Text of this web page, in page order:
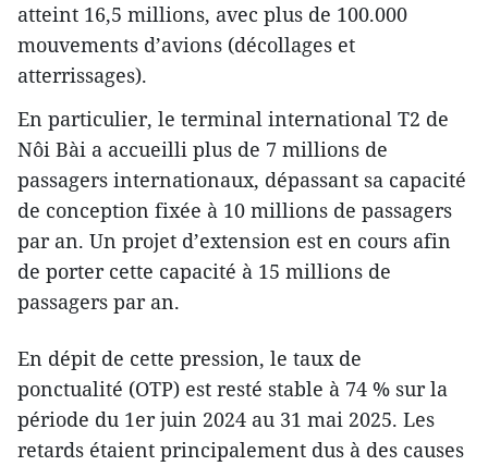
atteint 16,5 millions, avec plus de 100.000
mouvements d’avions (décollages et
atterrissages).
En particulier, le terminal international T2 de
Nôi Bài a accueilli plus de 7 millions de
passagers internationaux, dépassant sa capacité
de conception fixée à 10 millions de passagers
par an. Un projet d’extension est en cours afin
de porter cette capacité à 15 millions de
passagers par an.
En dépit de cette pression, le taux de
ponctualité (OTP) est resté stable à 74 % sur la
période du 1er juin 2024 au 31 mai 2025. Les
retards étaient principalement dus à des causes